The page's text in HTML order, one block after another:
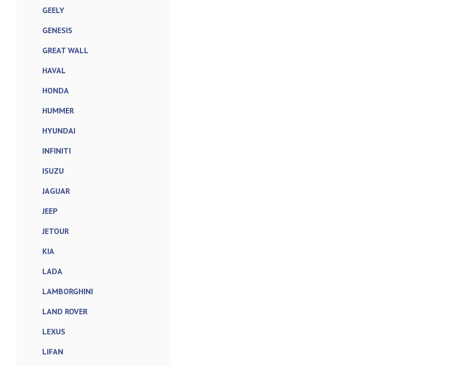
GEELY
GENESIS
GREAT WALL
HAVAL
HONDA
HUMMER
HYUNDAI
INFINITI
ISUZU
JAGUAR
JEEP
JETOUR
KIA
LADA
LAMBORGHINI
LAND ROVER
LEXUS
LIFAN